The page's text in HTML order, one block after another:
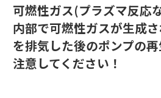
可燃性ガス(プラズマ反応
内部で可燃性ガスが生成
を排気した後のポンプの
注意してください！